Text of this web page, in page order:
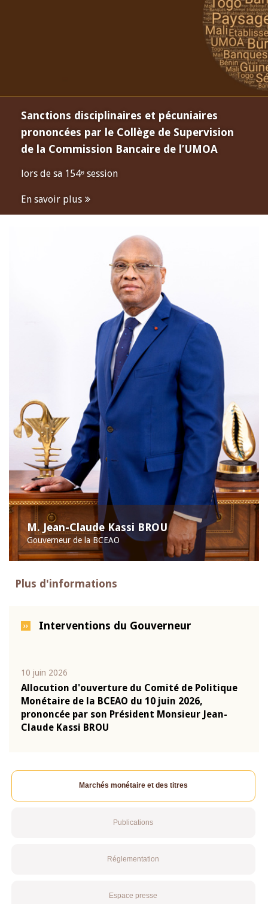
Sanctions disciplinaires et pécuniaires
prononcées par le Collège de Supervision
de la Commission Bancaire de l’UMOA
lors de sa 154ᵉ session
En savoir plus
M. Jean-Claude Kassi BROU
Gouverneur de la BCEAO
Plus d'informations
Interventions du Gouverneur
10 juin 2026
Allocution d'ouverture du Comité de Politique
Monétaire de la BCEAO du 10 juin 2026,
prononcée par son Président Monsieur Jean-
Claude Kassi BROU
Marchés monétaire et des titres
Publications
Réglementation
Espace presse